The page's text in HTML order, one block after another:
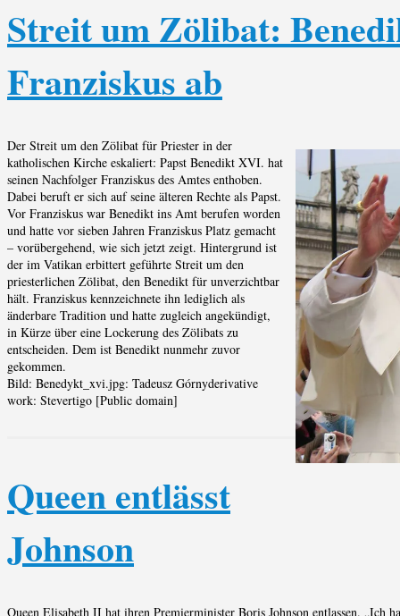
Streit um Zölibat:
Franziskus ab
Der Streit um den Zölibat für Priester in der
katholischen Kirche eskaliert: Papst Benedikt XVI. hat
seinen Nachfolger Franziskus des Amtes enthoben.
Dabei beruft er sich auf seine älteren Rechte als Papst.
Vor Franziskus war Benedikt ins Amt berufen worden
und hatte vor sieben Jahren Franziskus Platz gemacht
– vorübergehend, wie sich jetzt zeigt. Hintergrund ist
der im Vatikan erbittert geführte Streit um den
priesterlichen Zölibat, den Benedikt für unverzichtbar
hält. Franziskus kennzeichnete ihn lediglich als
änderbare Tradition und hatte zugleich angekündigt,
in Kürze über eine Lockerung des Zölibats zu
entscheiden. Dem ist Benedikt nunmehr zuvor
gekommen.
Bild: Benedykt_xvi.jpg: Tadeusz Górnyderivative
work: Stevertigo [Public domain]
Queen entlässt
Johnson
Queen Elisabeth II hat ihren Premierminister Boris Johnson entlassen. „Ich